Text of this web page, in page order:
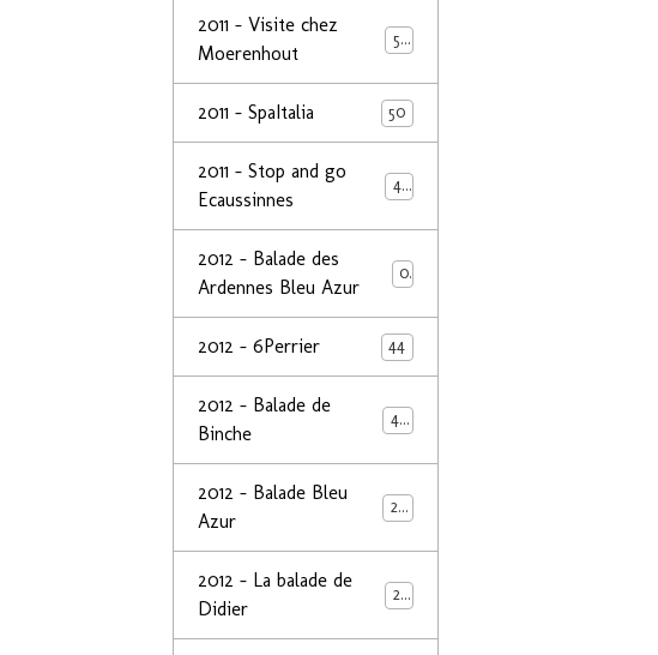
2011 - Visite chez
Moerenhout
50
2011 - SpaItalia 50
2011 - Stop and go
Ecaussinnes
44
2012 - Balade des
Ardennes Bleu Azur
0
2012 - 6Perrier 44
2012 - Balade de
Binche
48
2012 - Balade Bleu
Azur
26
2012 - La balade de
Didier
25